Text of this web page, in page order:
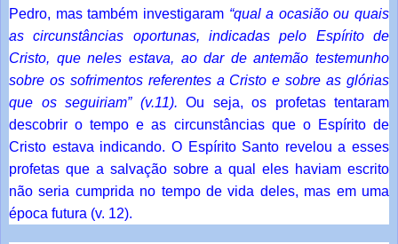
Pedro, mas também investigaram “qual a ocasião ou quais
as circunstâncias oportunas, indicadas pelo Espírito de
Cristo, que neles estava, ao dar de antemão testemunho
sobre os sofrimentos referentes a Cristo e sobre as glórias
que os seguiriam” (v.11). Ou seja, os profetas tentaram
descobrir o tempo e as circunstâncias que o Espírito de
Cristo estava indicando. O Espírito Santo revelou a esses
profetas que a salvação sobre a qual eles haviam escrito
não seria cumprida no tempo de vida deles, mas em uma
época futura (v. 12).